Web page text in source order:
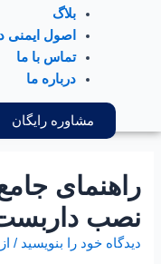
بلاگ
اصول ایمنی
تماس با ما
درباره ما
مشاوره رایگان
راهنمای
نصب
دیدگاه‌ خود را بنویسید / از